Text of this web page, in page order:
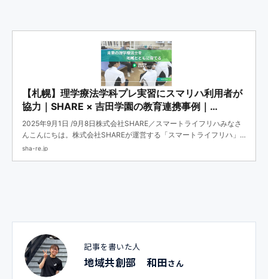
【札幌】理学療法学科プレ実習にスマリハ利用者が
協力｜SHARE × 吉田学園の教育連携事例｜
SHARE（コーポレート）
2025年9月1日 /9月8日株式会社SHARE／スマートライフリハみなさ
んこんにちは。株式会社SHAREが運営する「スマートライフリハ」
では、地域のリハビリ施設として、教育機関との連携や学生支援を積
sha-re.jp
記事を書いた人
地域共創部 和田さん